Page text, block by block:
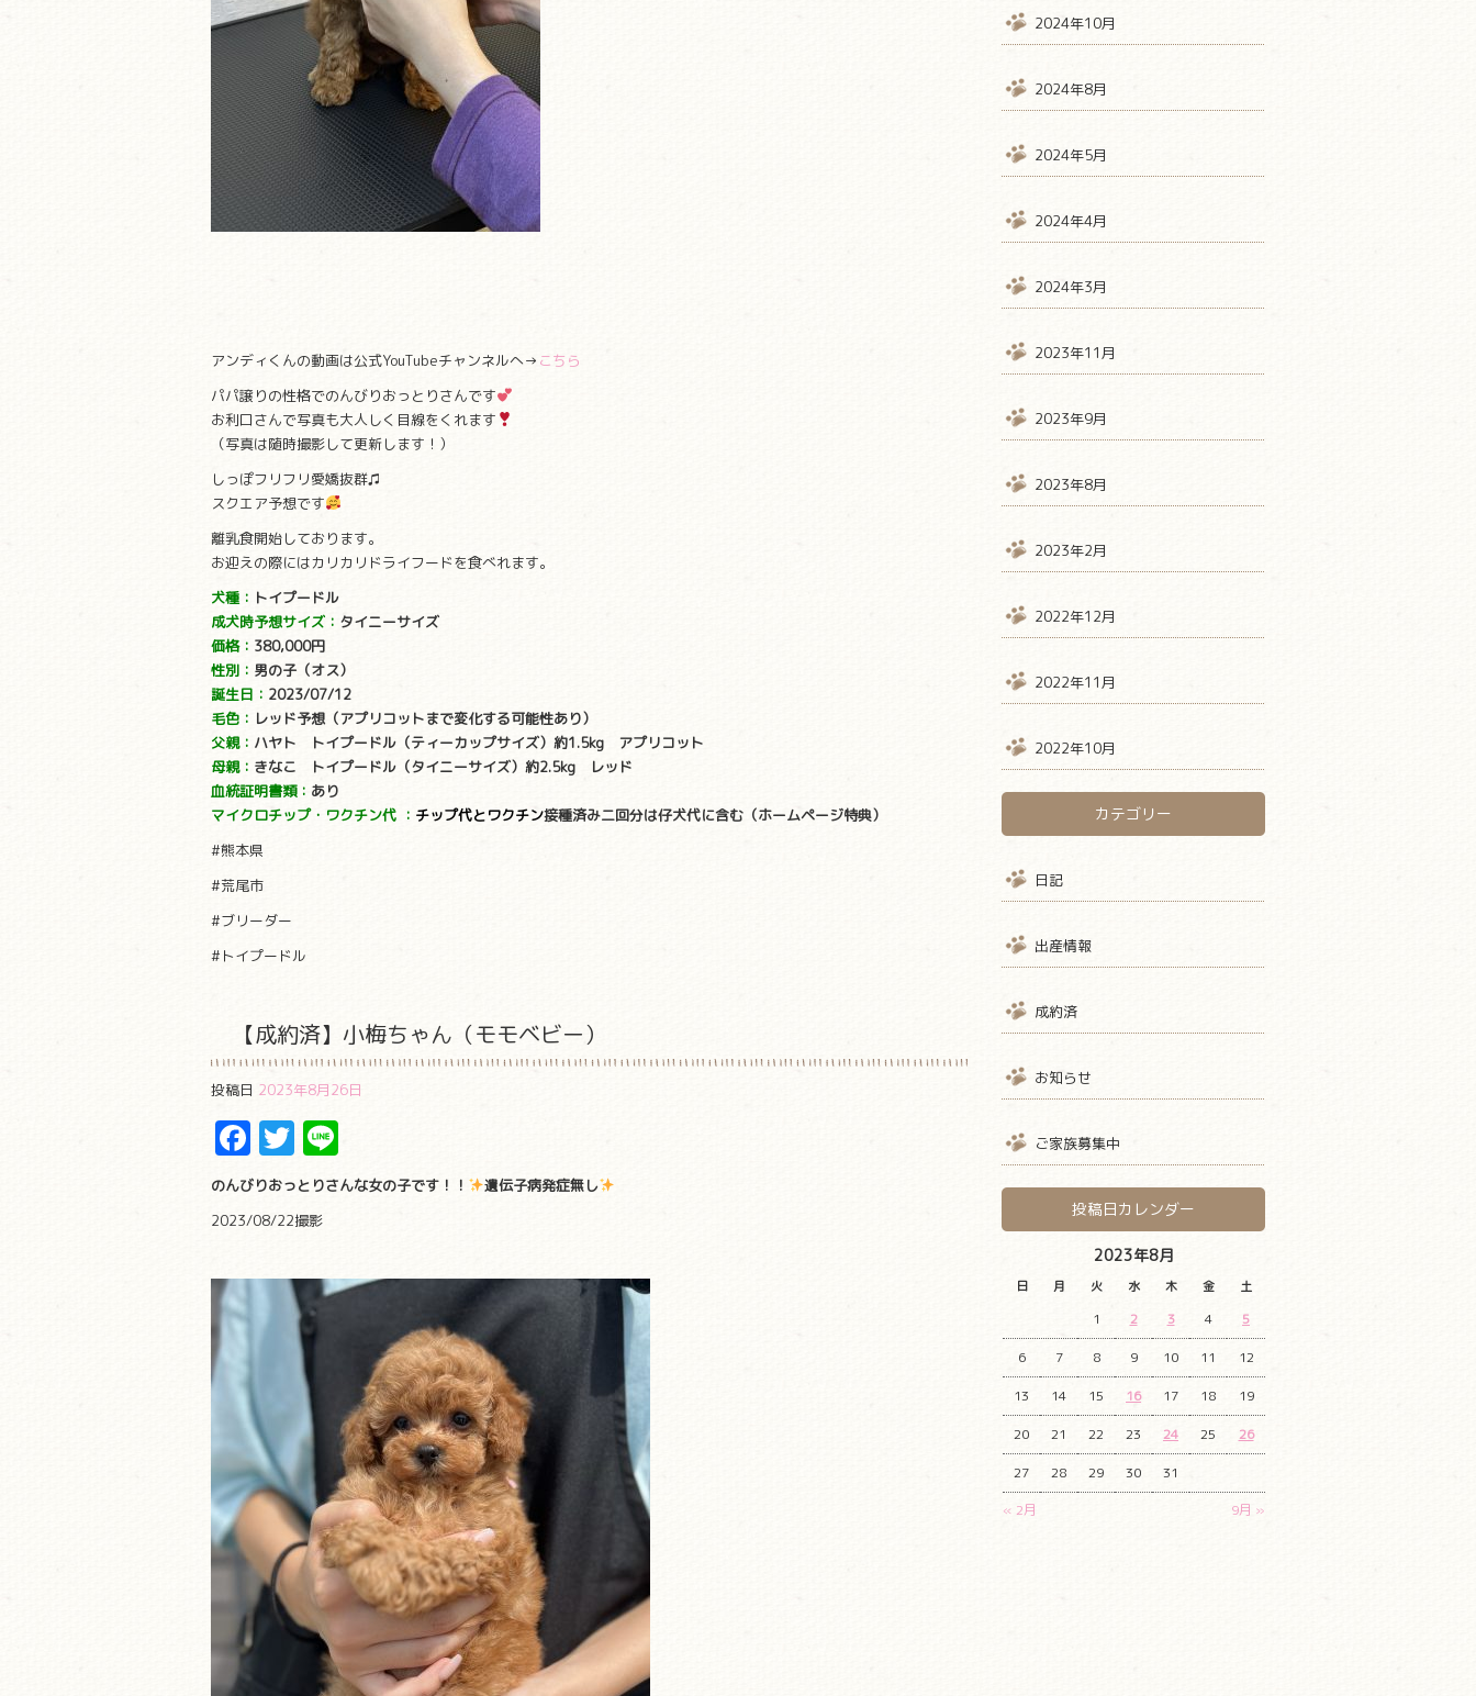
アンディくんの動画は公式YouTubeチャンネルへ→ こちら
パパ譲りの性格でのんびりおっとりさんです
お利口さんで写真も大人しく目線をくれます
（写真は随時撮影して更新します！）
しっぽフリフリ愛嬌抜群♫
スクエア予想です
離乳食開始しております。
お迎えの際にはカリカリドライフードを食べれます。
犬種： トイプードル
成犬時予想サイズ： タイニーサイズ
価格： 380,000円
性別： 男の子（オス）
誕生日： 2023/07/12
毛色： レッド予想（アプリコットまで変化する可能性あり）
父親： ハヤト トイプードル（ティーカップサイズ）約1.5kg アプリコット
母親： きなこ トイプードル（タイニーサイズ）約2.5kg レッド
血統証明書類： あり
マイクロチップ・ワクチン代 ： チップ代とワクチン接種済み二回分は仔犬代に含む（ホームページ特典）
#熊本県
#荒尾市
#ブリーダー
#トイプードル
【成約済】小梅ちゃん（モモベビー）
投稿日 2023年8月26日
Facebook
Twitter
のんびりおっとりさんな女の子です！！
遺伝子病発症無し
2023/08/22撮影
2024年10月
2024年8月
2024年5月
2024年4月
2024年3月
2023年11月
2023年9月
2023年8月
2023年2月
2022年12月
2022年11月
2022年10月
カテゴリー
日記
出産情報
成約済
お知らせ
ご家族募集中
投稿日カレンダー
2023年8月
日 月 火 水 木 金 土
« 2月 9月 »
1 2 3 4 5
6 7 8 9 10 11 12
13 14 15 16 17 18 19
20 21 22 23 24 25 26
27 28 29 30 31